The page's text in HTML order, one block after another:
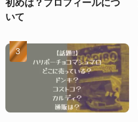
初めは？プロフィールにつ
いて